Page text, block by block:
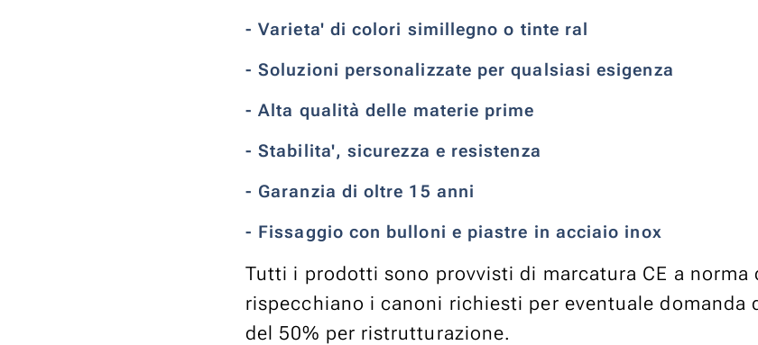
- Varieta' di colori simillegno o tinte ral
- Soluzioni personalizzate per qualsiasi esigenza
- Alta qualità delle materie prime
- Stabilita', sicurezza e resistenza
- Garanzia di oltre 15 anni
- Fissaggio con bulloni e piastre in acciaio inox
Tutti i prodotti sono provvisti di marcatura CE a norma
rispecchiano i canoni richiesti per eventuale domanda
del 50% per ristrutturazione.